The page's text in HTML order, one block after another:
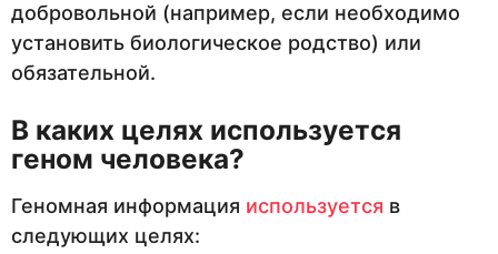
добровольной (например, если необходимо
установить биологическое родство) или
обязательной.
В каких целях используется
геном человека?
Геномная информация используется в
следующих целях: